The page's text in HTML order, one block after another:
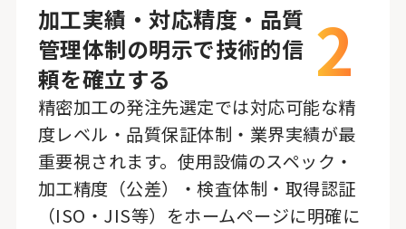
加工実績・対応精度・品質
管理体制の明示で技術的信
頼を確立する
2
精密加工の発注先選定では対応可能な精
度レベル・品質保証体制・業界実績が最
重要視されます。使用設備のスペック・
加工精度（公差）・検査体制・取得認証
（ISO・JIS等）をホームページに明確に